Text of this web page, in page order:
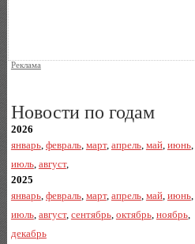
Реклама
Новости по годам
2026
январь, февраль, март, апрель, май, июнь,
июль, август,
2025
январь, февраль, март, апрель, май, июнь,
июль, август, сентябрь, октябрь, ноябрь,
декабрь